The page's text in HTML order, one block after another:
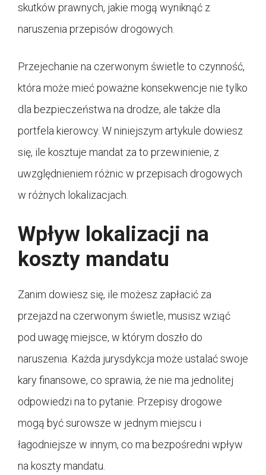
skutków prawnych, jakie mogą wyniknąć z
naruszenia przepisów drogowych.
Przejechanie na czerwonym świetle to czynność,
która może mieć poważne konsekwencje nie tylko
dla bezpieczeństwa na drodze, ale także dla
portfela kierowcy. W niniejszym artykule dowiesz
się, ile kosztuje mandat za to przewinienie, z
uwzględnieniem różnic w przepisach drogowych
w różnych lokalizacjach.
Wpływ lokalizacji na
koszty mandatu
Zanim dowiesz się, ile możesz zapłacić za
przejazd na czerwonym świetle, musisz wziąć
pod uwagę miejsce, w którym doszło do
naruszenia. Każda jurysdykcja może ustalać swoje
kary finansowe, co sprawia, że nie ma jednolitej
odpowiedzi na to pytanie. Przepisy drogowe
mogą być surowsze w jednym miejscu i
łagodniejsze w innym, co ma bezpośredni wpływ
na koszty mandatu.